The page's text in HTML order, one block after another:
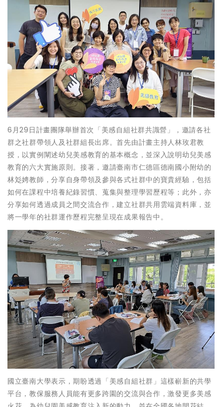
6月29日計畫團隊舉辦首次「美感自組社群共識營」，邀請各社
群之社群帶領人及社群組長出席。首先由計畫主持人林玫君教
授，以實例闡述幼兒美感教育的基本概念，並深入說明幼兒美感
教育的六大實施原則。接著，邀請臺南市仁德區德南國小附幼的
林彣娉教師，分享自身帶領及參與各式社群中的寶貴經驗，包括
如何在課程中培養紀錄習慣、蒐集與整理學習歷程等；此外，亦
分享如何透過成員之間交流合作，建立社群共用雲端資料庫，並
將一學年的社群運作歷程完整呈現在成果報告中。
國立臺南大學表示，期盼透過「美感自組社群」這樣嶄新的共學
平台，教保服務人員能有更多跨園的交流與合作，激發更多美感